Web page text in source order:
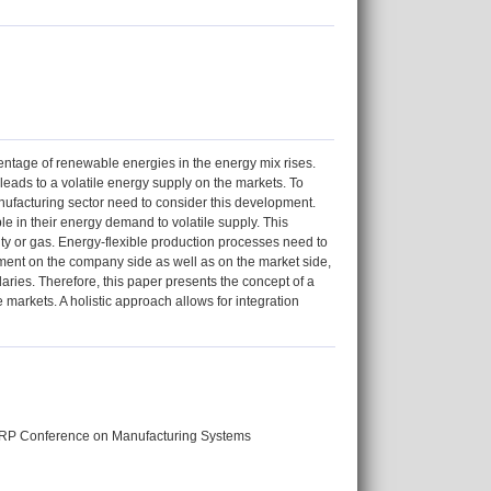
of renewable energies in the energy mix rises.
to a volatile energy supply on the markets. To
sector need to consider this development.
in their energy demand to volatile supply. This
or gas. Energy-flexible production processes need to
on the company side as well as on the market side,
Therefore, this paper presents the concept of a
A holistic approach allows for integration
Conference on Manufacturing Systems